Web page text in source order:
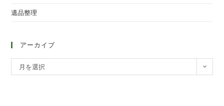
遺品整理
アーカイブ
月を選択